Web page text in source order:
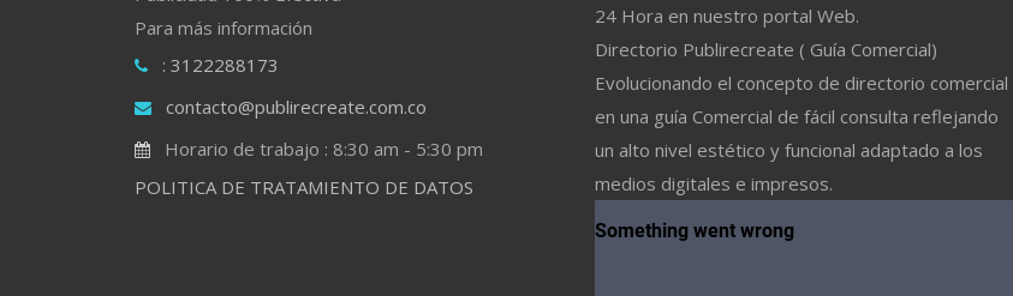
Para más información
: 3122288173
contacto@publirecreate.com.co
Horario de trabajo : 8:30 am - 5:30 pm
POLITICA DE TRATAMIENTO DE DATOS
24 Hora en nuestro portal Web.
Directorio Publirecreate ( Guía Comercial)
Evolucionando el concepto de directorio comercial
en una guía Comercial de fácil consulta reflejando
un alto nivel estético y funcional adaptado a los
medios digitales e impresos.